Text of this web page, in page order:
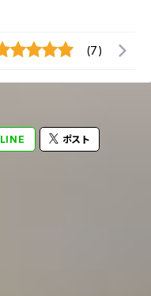
(7)
LINE ポスト